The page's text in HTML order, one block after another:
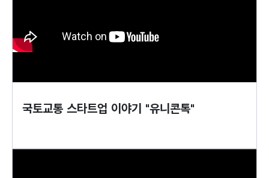
국토교통 스타트업 이야기 "유니콘톡"